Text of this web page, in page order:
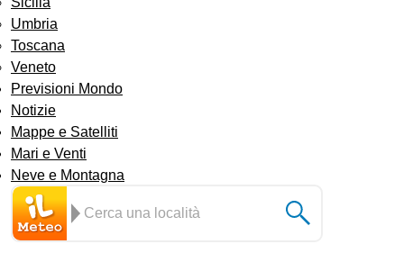
Umbria
Toscana
Veneto
Previsioni Mondo
Notizie
Mappe e Satelliti
Mari e Venti
Neve e Montagna